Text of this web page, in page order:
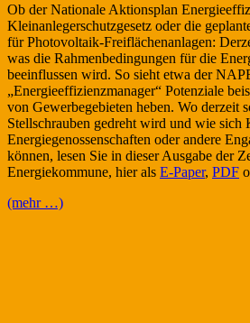
Ob der Nationale Aktionsplan
Kleinanlegerschutzgesetz oder die
für Photovoltaik-Freiflächenanlagen:
was die Rahmenbedingungen für die
beeinflussen wird. So sieht etwa der
„Energieeffizienzmanager“ Potenziale
von Gewerbegebieten heben. Wo derzeit
Stellschrauben gedreht wird und wie sich
Energiegenossenschaften oder andere
können, lesen Sie in dieser Ausgabe der
Energiekommune, hier als E-Paper, PDF
(mehr …)